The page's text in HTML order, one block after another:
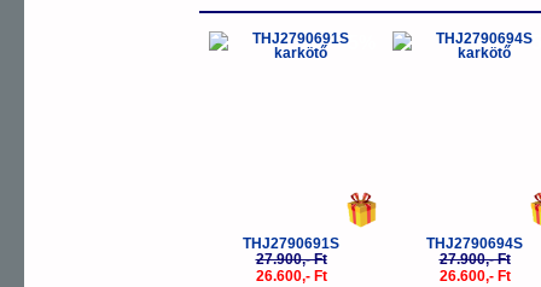
-5%
THJ2790691S
27.900,- Ft
26.600,- Ft
-
THJ2790694S
27.900,- Ft
26.600,- Ft